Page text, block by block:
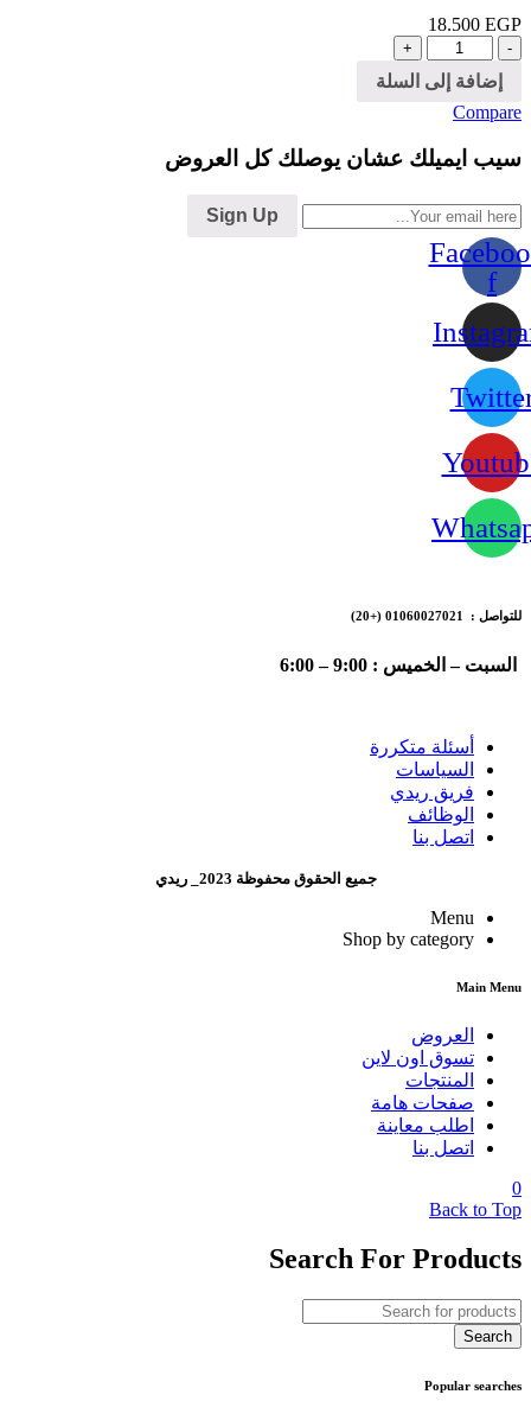
18.500 EGP
الكمية
إضافة إلى السلة
Compare
سيب ايميلك عشان يوصلك كل العروض
Sign Up
f
للتواصل : 01060027021 (+20)
السبت – الخميس : 9:00 – 6:00
أسئلة متكررة
السياسات
فريق ريدي
الوظائف
اتصل بنا
جميع الحقوق محفوظة 2023_ ريدي
Menu
Shop by category
Main Menu
العروض
تسوق اون لاين
المنتجات
صفحات هامة
اطلب معاينة
اتصل بنا
0
Back to Top
Search For Products
Popular searches